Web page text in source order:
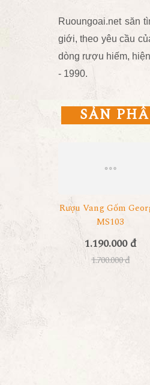
Ruoungoai.net săn
giới, theo yêu cầu
dòng rượu hiếm,
- 1990.
SẢN
Rượu Vang Gốm
MS103
1.190.000 đ
1.700.000 đ